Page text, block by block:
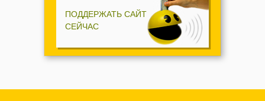
ПОДДЕРЖАТЬ САЙТ
СЕЙЧАС